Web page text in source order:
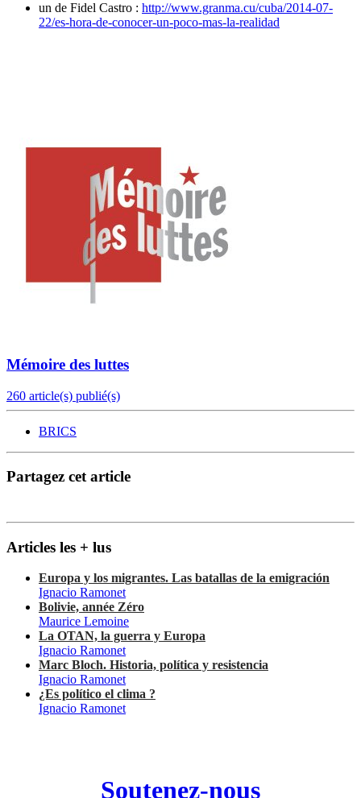
un de Fidel Castro : http://www.granma.cu/cuba/2014-07-
22/es-hora-de-conocer-un-poco-mas-la-realidad
Mémoire des luttes
260 article(s) publié(s)
BRICS
Partagez cet article
Articles les + lus
Europa y los migrantes. Las batallas de la emigración
Ignacio Ramonet
Bolivie, année Zéro
Maurice Lemoine
La OTAN, la guerra y Europa
Ignacio Ramonet
Marc Bloch. Historia, política y resistencia
Ignacio Ramonet
¿Es político el clima ?
Ignacio Ramonet
Soutenez-nous